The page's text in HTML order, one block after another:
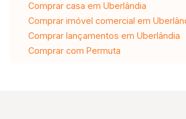
Comprar casa em Uberlândia
Comprar imóvel comercial em
Comprar lançamentos em Uberlândia
Comprar com Permuta